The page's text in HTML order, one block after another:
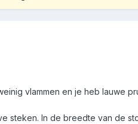
vlammen en je heb lauwe
steken. In de breedte van de